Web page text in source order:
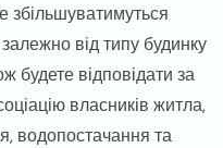
збільшуватимуться
від типу будинку
будете відповідати за
власників житла,
водопостачання та